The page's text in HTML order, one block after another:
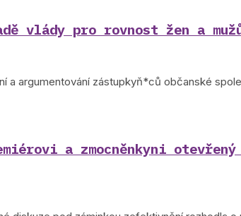
vlády pro rovnost žen a
a argumentování zástupkyň*ců občanské
a zmocněnkyni